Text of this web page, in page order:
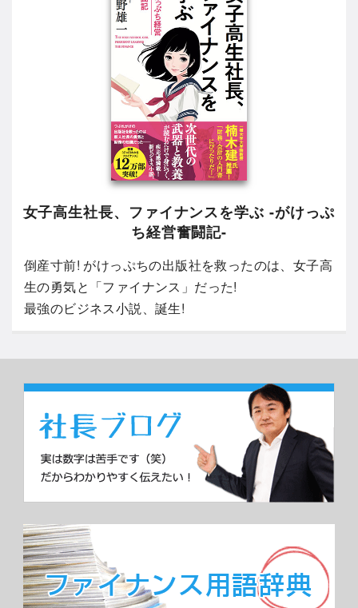
女子高生社長、ファイナンスを学ぶ -がけっぷ
ち経営奮闘記-
倒産寸前! がけっぷちの出版社を救ったのは、女子高
生の勇気と「ファイナンス」だった!
最強のビジネス小説、誕生!